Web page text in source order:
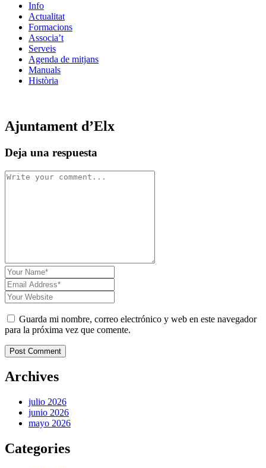
Info
Actualitat
Formacions
Associa’t
Serveis
Agenda de mitjans
Manuals
Història
Ajuntament d’Elx
Deja una respuesta
Guarda mi nombre, correo electrónico y web en este navegador
para la próxima vez que comente.
Post Comment
Archives
julio 2026
junio 2026
mayo 2026
Categories